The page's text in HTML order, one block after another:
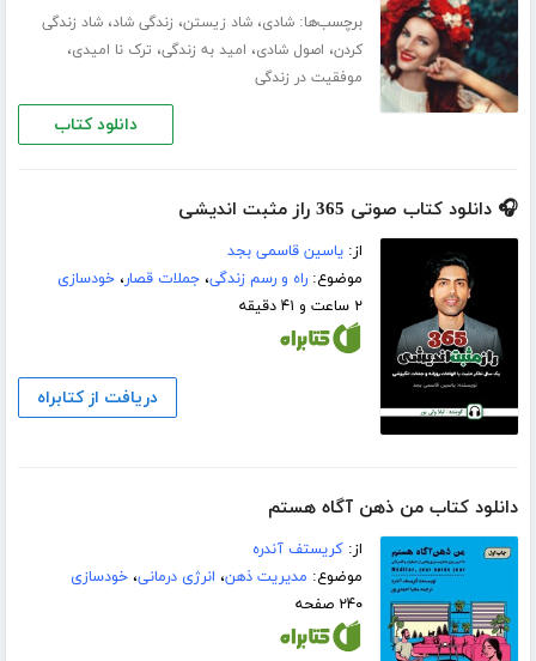
برچسب‌ها:شادی،شاد زیستن، زندگی شاد،شاد زندگی
کردن، اصول شادی، امید به زندگی، ترک نا امیدی،
موفقیت در زندگی
دانلود کتاب
🎧 دانلود کتاب صوتی 365 راز مثبت اندیشی
از:یاسین قاسمی بجد
موضوع:راه و رسم زندگی،جملات قصار،خودسازی
۲ ساعت و ۴۱ دقیقه
دریافت از کتابراه
دانلود کتاب من ذهن آگاه هستم
از:کریستف آندره
موضوع: مدیریت ذهن، انرژی درمانی،خودسازی
۲۴۰ صفحه